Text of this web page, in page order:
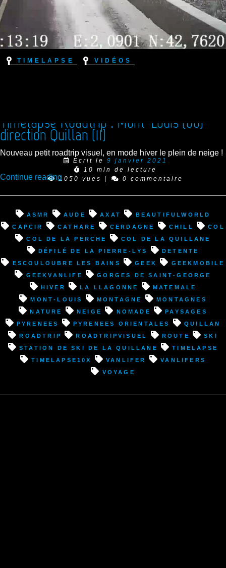
Timelapse Vidéos
Timelapse Roadtrip : Mont-Louis (66)
direction Quillan (11)
Ecrit le 9 janvier 2021
10 min de lecture
1050 vues
| 0 commentaire
Nouveau petit roadtrip visuel, en mode hiver le plein de neige !
Continue reading “Timelapse
Mont-
Louis
(66)
direction
Quillan
(11)”
asmr Aude Axat
beautifulworld
Capcir
cathare Cerdagne chill
col
Col de la Perche
Col de la Quillane
défilé de la Pierre-Lys
detente
Escouloubre les Bains
geek
geekmobile
geekvanlife
Gorges de Saint-George
hiver
La Llagonne
Matemale
Mont-Louis
montagne
montagnes
nature
neige nomade
paysages
pyrenees
pyrenees orientales
Quillan
roadtrip
roadtripvisuel route
ski
Station de ski de la Quillane
timelapse
timelapse10x
vanlifer
vanlifers
voyage